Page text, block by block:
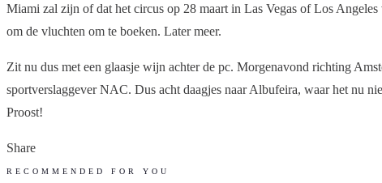
Miami zal zijn of dat het circus op 28 maart in Las Vegas of Los
om de vluchten om te boeken. Later meer.
Zit nu dus met een glaasje wijn achter de pc. Morgenavond richting
sportverslaggever NAC. Dus acht daagjes naar Albufeira, waar het nu
Proost!
Share
RECOMMENDED FOR YOU